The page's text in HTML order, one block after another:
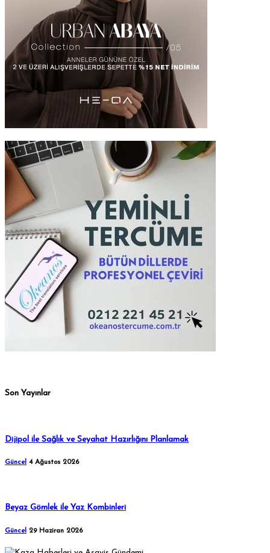
Son Yayınlar
Dijipol ile Sağlık ve Seyahat Hazırlığını Planlamak
Güncel 4 Ağustos 2026
Beyaz Gömlek ile Yaz Kombinleri
Güncel 29 Haziran 2026